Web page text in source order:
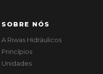
SOBRE NÓS
A Riwas Hidráulicos
Princípios
Unidades